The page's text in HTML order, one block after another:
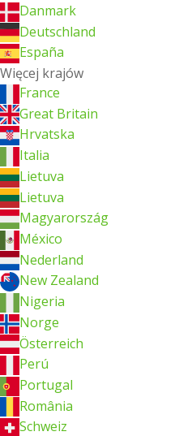
Danmark
Deutschland
España
Więcej krajów
France
Great Britain
Hrvatska
Italia
Lietuva
Lietuva
Magyarország
México
Nederland
New Zealand
Nigeria
Norge
Österreich
Perú
Portugal
România
Schweiz